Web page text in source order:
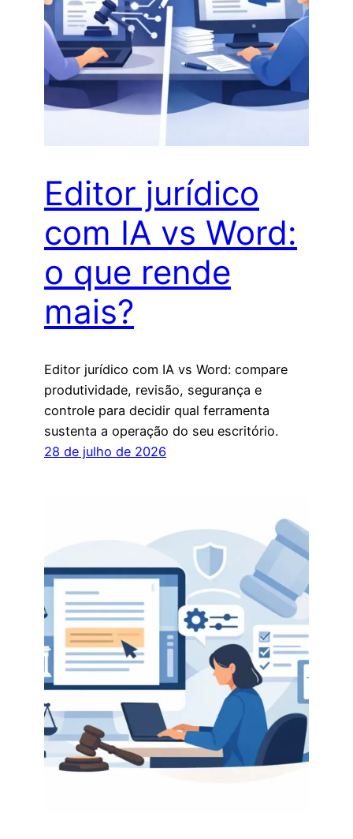
Editor jurídico
com IA vs Word:
o que rende
mais?
Editor jurídico com IA vs Word: compare
produtividade, revisão, segurança e
controle para decidir qual ferramenta
sustenta a operação do seu escritório.
28 de julho de 2026